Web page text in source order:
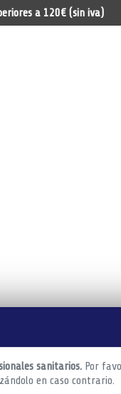
sanitarios. Por
en caso contrario.
a 120€ (sin iva)